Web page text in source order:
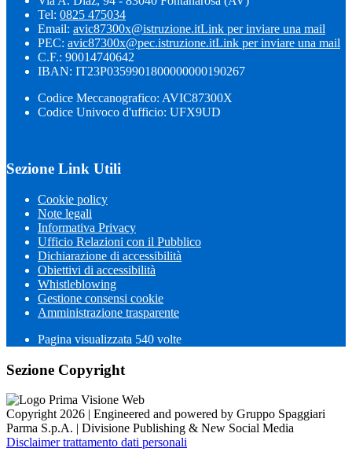
Tel: 0825 475034
Email: avic87300x@istruzione.itLink per inviare una mail
PEC: avic87300x@pec.istruzione.itLink per inviare una mail
C.F.: 90014740642
IBAN: IT23P0359901800000000190267
Codice Meccanografico: AVIC87300X
Codice Univoco d'ufficio: UFX9UD
Sezione Link Utili
Cookie policy
Note legali
Informativa Privacy
Ufficio Relazioni con il Pubblico
Dichiarazione di accessibilità
Obiettivi di accessibilità
Whistleblowing
Gestione consensi cookie
Amministrazione trasparente
Pagina visualizzata 540 volte
Sezione Copyright
Copyright 2026 | Engineered and powered by Gruppo Spaggiari
Parma S.p.A. | Divisione Publishing & New Social Media
Disclaimer trattamento dati personali